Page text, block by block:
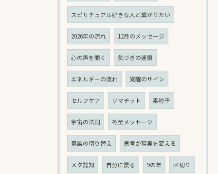
スピリチュアル好きな人と繋がりたい
2026年の流れ 12月のメッセージ
心の声を聞く 気づきの連鎖
エネルギーの流れ 覚醒のサイン
セルフケア ソマチット 素粒子
宇宙の法則 冬至メッセージ
意識の切り替え 思考が現実を変える
メタ認知 自分に戻る 9の年 区切り